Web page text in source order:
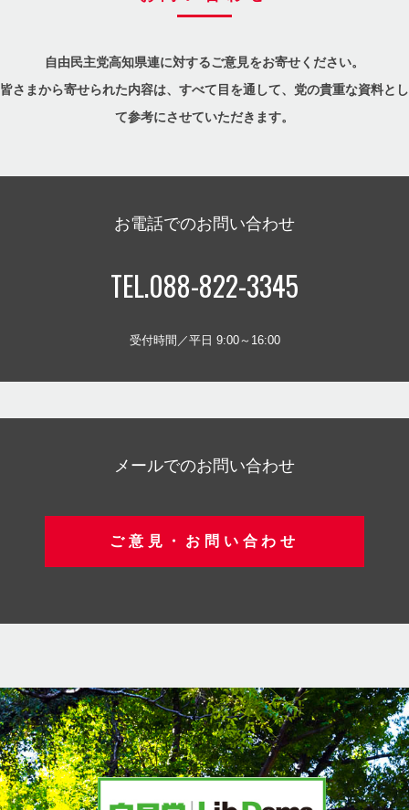
自由民主党高知県連に対するご意見をお寄せください。
皆さまから寄せられた内容は、すべて目を通して、党の貴重な資料とし
て参考にさせていただきます。
お電話でのお問い合わせ
TEL.088-822-3345
受付時間／平日 9:00～16:00
メールでのお問い合わせ
ご意見・お問い合わせ